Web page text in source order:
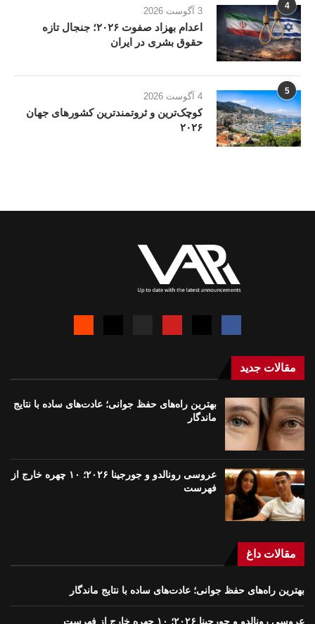
4 3 آگوست 2026
اعدام بهزاد صفوت ۲۰۲۶؛ جنجال تازه
حقوق بشری در ایران
5 4 آگوست 2026
کوچک‌ترین و ثروتمندترین کشورهای جهان
۲۰۲۶
مقالات جدید
بهترین راه‌های حفظ جوانی؛ عادت‌های ساده با نتایج
ماندگار
عروسی رونالدو و جورجینا ۲۰۲۶؛ ۱۰ چهره خارج از
فهرست
مقالات داغ
بهترین راه‌های حفظ جوانی؛ عادت‌های ساده با نتایج ماندگار
عروسی رونالدو و جورجینا ۲۰۲۶؛ ۱۰ چهره خارج از فهرست